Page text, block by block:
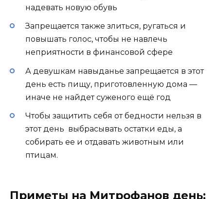
надевать новую обувь
Запрещается также злиться, ругаться и
повышать голос, чтобы не навлечь
неприятности в финансовой сфере
А девушкам навыданье запрещается в этот
день есть пищу, приготовленную дома —
иначе не найдет суженого ещё год
Чтобы защитить себя от бедности нельзя в
этот день выбрасывать остатки еды, а
собирать ее и отдавать животным или
птицам.
Приметы на Митрофанов день: